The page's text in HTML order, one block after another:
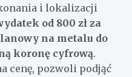
i lokalizacji
od 800 zł za
na metalu do
koronę cyfrową.
cenę, pozwoli podjąć